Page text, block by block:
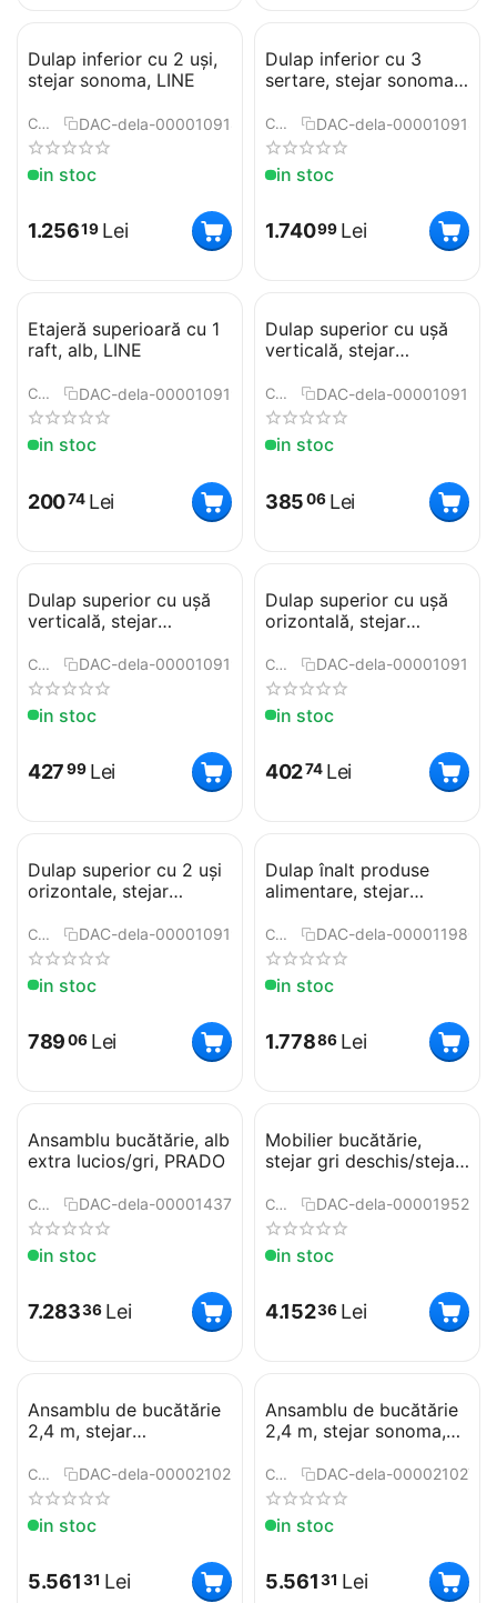
Dulap inferior cu 2 uşi,
stejar sonoma, LINE
COD: DAC-dela-0000109186
in stoc
1.25619 Lei
Dulap inferior cu 3
sertare, stejar sonoma,
COD: DAC-dela-0000109188
in stoc
1.74099 Lei
Etajeră superioară cu 1
raft, alb, LINE
COD: DAC-dela-0000109190
in stoc
20074 Lei
Dulap superior cu uşă
verticală, stejar
G30
COD: DAC-dela-0000109191
in stoc
38506 Lei
Dulap superior cu uşă
verticală, stejar
COD: DAC-dela-0000109192
in stoc
42799 Lei
Dulap superior cu uşă
orizontală, stejar
COD: DAC-dela-0000109193
in stoc
40274 Lei
Dulap superior cu 2 uşi
orizontale, stejar
COD: DAC-dela-0000109196
in stoc
78906 Lei
Dulap înalt produse
alimentare, stejar
LINE
COD: DAC-dela-0000119801
in stoc
1.77886 Lei
Ansamblu bucătărie, alb
extra lucios/gri, PRADO
COD: DAC-dela-0000143789
in stoc
7.28336 Lei
Mobilier bucătărie,
stejar gri deschis/stejar
COD: DAC-dela-0000195249
in stoc
4.15236 Lei
Ansamblu de bucătărie
2,4 m, stejar
PLUS
COD: DAC-dela-0000210268
in stoc
5.561 31 Lei
Ansamblu de bucătărie
2,4 m, stejar sonoma,
COD: DAC-dela-0000210271
in stoc
5.561 31 Lei